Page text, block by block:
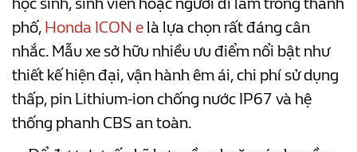
học sinh, sinh viên hoặc người đi làm trong thành
phố, Honda ICON elà lựa chọn rất đáng cân
nhắc. Mẫu xe sở hữu nhiều ưu điểm nổi bật như
thiết kế hiện đại, vận hành êm ái, chi phí sử dụng
thấp, pin Lithium-ion chống nước IP67 và hệ
thống phanh CBS an toàn.